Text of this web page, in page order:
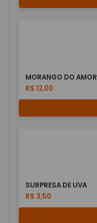
MORANGO DO AMOR
R$ 12,00
SURPRESA DE UVA
R$ 3,50